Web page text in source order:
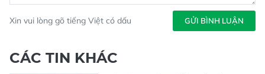
Xin vui lòng gõ tiếng Việt có dấu GỬI BÌNH LUẬN
CÁC TIN KHÁC